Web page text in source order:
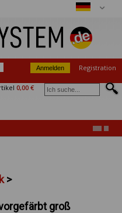
Registration
0,00 €
>
groß